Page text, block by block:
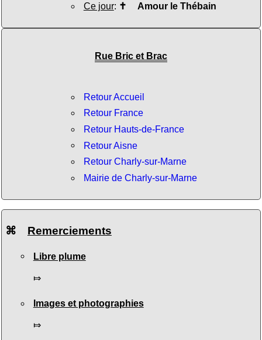
Ce jour: ✝ Amour le Thébain
Rue Bric et Brac
Retour Accueil
Retour France
Retour Hauts-de-France
Retour Aisne
Retour Charly-sur-Marne
Mairie de Charly-sur-Marne
⌘ Remerciements
Libre plume
⤇
Images et photographies
⤇